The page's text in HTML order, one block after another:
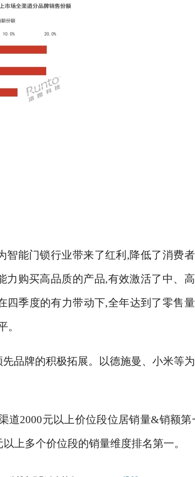
智能门锁行业带来了红利,降低了消费
购买高品质的产品,有效激活了中、
四季度的有力带动下,全年达到了零售
。
品牌的积极拓展。以德施曼、小米等
道2000元以上价位段位居销量&销额第
上多个价位段的销量维度排名第一。